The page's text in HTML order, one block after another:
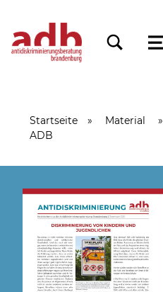
TOGGLE SEARCH FORM MODAL BOX
Startseite » Material »
ADB